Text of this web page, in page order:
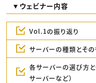
▼ウェビナー内容
Vol.1の振り返り
サーバーの種類とそ
各サーバーの選び方と
サーバーなど）